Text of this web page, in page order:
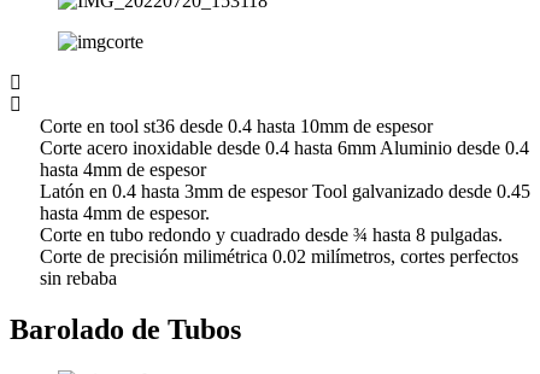
Corte en tool st36 desde 0.4 hasta 10mm de espesor
Corte acero inoxidable desde 0.4 hasta 6mm Aluminio desde 0.4
hasta 4mm de espesor
Latón en 0.4 hasta 3mm de espesor Tool galvanizado desde 0.45
hasta 4mm de espesor.
Corte en tubo redondo y cuadrado desde ¾ hasta 8 pulgadas.
Corte de precisión milimétrica 0.02 milímetros, cortes perfectos
sin rebaba
Barolado de Tubos